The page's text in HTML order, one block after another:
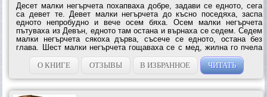
Десет малки негърчета похапваха добре, задави се едното, сега
са девет те. Девет малки негърчета до късно поседяха, заспа
едното непробудно и вече осем бяха. Осем малки негърчета
пътуваха из Девън, едното там остана и върнаха се седем. Седем
малки негърчета сякоха дърва, съсече се едното, остана без
глава. Шест малки негърчета гощаваха се с мед, жилна го пчела
едното — ето ти ги пет. Пет малки негърчета правото увлече,
едното стана съдия...
О КНИГЕ ОТЗЫВЫ В ИЗБРАННОЕ ЧИТАТЬ